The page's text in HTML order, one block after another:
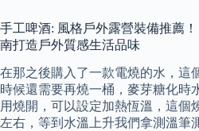
手工啤酒: 風格戶外露營裝備推薦！
南打造戶外質感生活品味
在那之後購入了一款電燒的水，這
時候還需要再燒一桶，麥芽糖化時
用燒開，可以設定加熱恆溫，這個
左右，等到水溫上升我們拿測溫筆